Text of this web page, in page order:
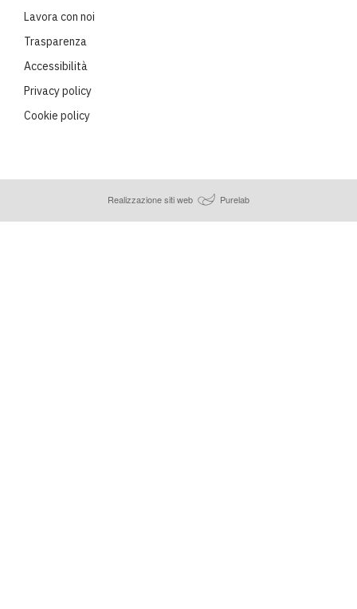
Lavora con noi
Trasparenza
Accessibilità
Privacy policy
Cookie policy
Realizzazione siti web Purelab